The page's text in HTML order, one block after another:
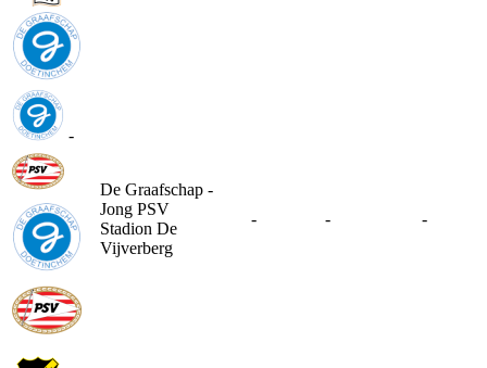
-
De Graafschap -
Jong PSV
Stadion De
Vijverberg
- - -